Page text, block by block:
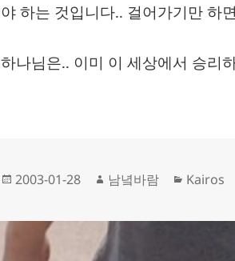
야 하는 것입니다.. 걸어가기만 하
하나님은.. 이미 이 세상에서 승리
작
일
2003-01-28
글
이
남녘바람
카
고
Kairos